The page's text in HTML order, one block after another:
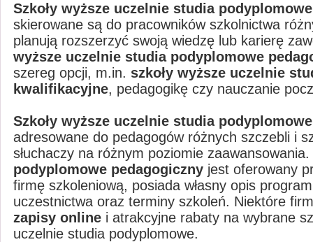
Szkoły wyższe uczelnie studia
skierowane są do pracowników szkolnictwa
planują rozszerzyć swoją wiedzę lub karierę
wyższe uczelnie studia podyplomowe
szereg opcji, m.in. szkoły wyższe uczelnie
kwalifikacyjne, pedagogikę czy nauczanie
Szkoły wyższe uczelnie studia
adresowane do pedagogów różnych szczebli i
słuchaczy na różnym poziomie
podyplomowe pedagogiczny jest oferowany
firmę szkoleniową, posiada własny opis
uczestnictwa oraz terminy szkoleń. Niektóre
zapisy online i atrakcyjne rabaty na wybrane
uczelnie studia podyplomowe.